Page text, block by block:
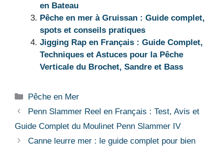
en Bateau
Pêche en mer à Gruissan : Guide complet,
spots et conseils pratiques
Jigging Rap en Français : Guide Complet,
Techniques et Astuces pour la Pêche
Verticale du Brochet, Sandre et Bass
Catégories
Pêche en Mer
Penn Slammer Reel en Français : Test, Avis et
Guide Complet du Moulinet Penn Slammer IV
Canne leurre mer : le guide complet pour bien